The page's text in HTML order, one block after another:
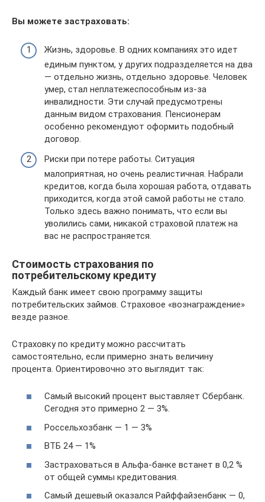
Вы можете застраховать:
Жизнь, здоровье. В одних компаниях это идет
единым пунктом, у других подразделяется на два
— отдельно жизнь, отдельно здоровье. Человек
умер, стал неплатежеспособным из-за
инвалидности. Эти случай предусмотрены
данным видом страхования. Пенсионерам
особенно рекомендуют оформить подобный
договор.
Риски при потере работы. Ситуация
малоприятная, но очень реалистичная. Набрали
кредитов, когда была хорошая работа, отдавать
приходится, когда этой самой работы не стало.
Только здесь важно понимать, что если вы
уволились сами, никакой страховой платеж на
вас не распространяется.
Стоимость страхования по
потребительскому кредиту
Каждый банк имеет свою программу защиты
потребительских займов. Страховое «вознаграждение»
везде разное.
Страховку по кредиту можно рассчитать
самостоятельно, если примерно знать величину
процента. Ориентировочно это выглядит так:
Самый высокий процент выставляет Сбербанк.
Сегодня это примерно 2 — 3%.
Россельхозбанк — 1 — 3%
ВТБ 24 — 1%
Застраховаться в Альфа-банке встанет в 0,2 %
от общей суммы кредитования.
Самый дешевый оказался Райффайзенбанк — 0,